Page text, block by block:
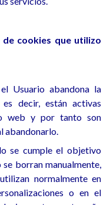
cookies que utilizo
Usuario abandona la
decir, están activas
web y por tanto son
abandonarlo.
se cumple el objetivo
borran manualmente,
normalmente en
o en el